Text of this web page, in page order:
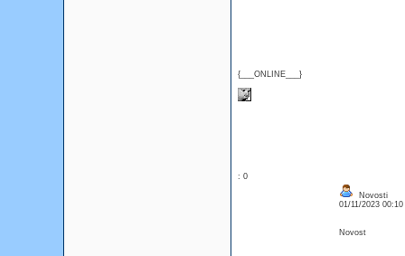
{___ONLINE___}
: 0
Novosti
01/11/2023
Novost